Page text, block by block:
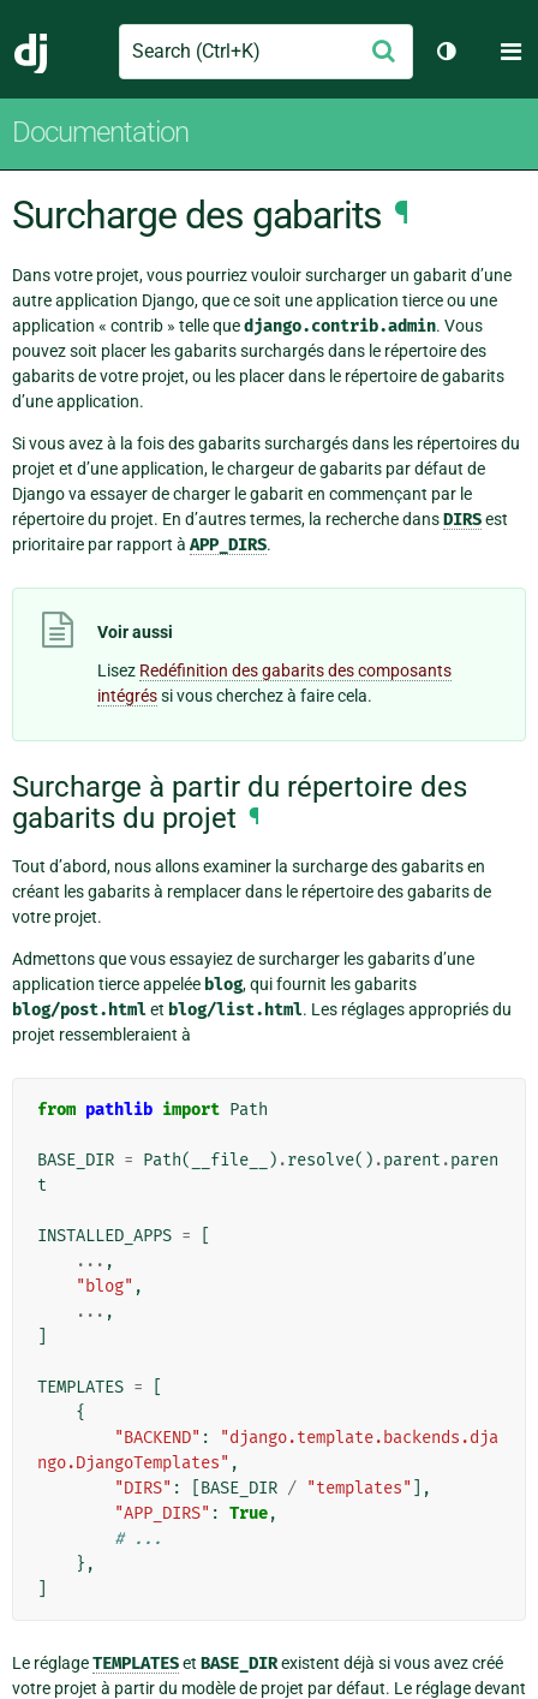
Django
Search Envoyer
Changer
Documentation
Surcharge des gabarits ¶
Dans votre projet, vous pourriez vouloir surcharger un gabarit d’une
autre application Django, que ce soit une application tierce ou une
application « contrib » telle quedjango.contrib.admin. Vous
pouvez soit placer les gabarits surchargés dans le répertoire des
gabarits de votre projet, ou les placer dans le répertoire de gabarits
d’une application.
Si vous avez à la fois des gabarits surchargés dans les répertoires du
projet et d’une application, le chargeur de gabarits par défaut de
Django va essayer de charger le gabarit en commençant par le
répertoire du projet. En d’autres termes, la recherche dansDIRSest
prioritaire par rapport à APP_DIRS.
Voir aussi
Lisez Redéfinition des gabarits des composants
intégréssi vous cherchez à faire cela.
Surcharge à partir du répertoire des
gabarits du projet ¶
Tout d’abord, nous allons examiner la surcharge des gabarits en
créant les gabarits à remplacer dans le répertoire des gabarits de
votre projet.
Admettons que vous essayiez de surcharger les gabarits d’une
application tierce appelée blog, qui fournit les gabarits
blog/post.htmlet blog/list.html. Les réglages appropriés du
projet ressembleraient à
from pathlib import Path
BASE_DIR = Path( __file__ ) .resolve() .parent .paren
t
INSTALLED_APPS =
... ,
"blog" ,
... ,
TEMPLATES =
{
"BACKEND" :
"django.template.backends.dja
ngo.DjangoTemplates" ,
"DIRS" : BASE_DIR / "templates"
],
"APP_DIRS" : True,
# ...
},
Le réglageTEMPLATESet BASE_DIRexistent déjà si vous avez créé
votre projet à partir du modèle de projet par défaut. Le réglage devant